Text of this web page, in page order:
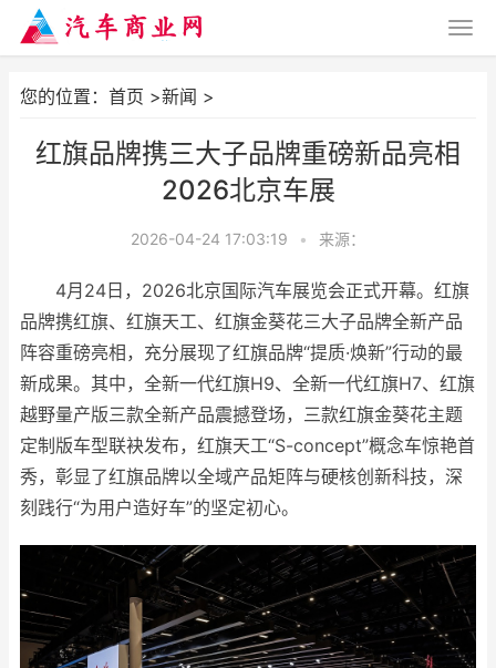
您的位置： 首页 >新闻 >
红旗品牌携三大子品牌重磅新品亮相
2026北京车展
2026-04-24 17:03:19 • 来源：
4月24日，2026北京国际汽车展览会正式开幕。红旗
品牌携红旗、红旗天工、红旗金葵花三大子品牌全新产品
阵容重磅亮相，充分展现了红旗品牌“提质·焕新”行动的最
新成果。其中，全新一代红旗H9、全新一代红旗H7、红旗
越野量产版三款全新产品震撼登场，三款红旗金葵花主题
定制版车型联袂发布，红旗天工“S-concept”概念车惊艳首
秀，彰显了红旗品牌以全域产品矩阵与硬核创新科技，深
刻践行“为用户造好车”的坚定初心。